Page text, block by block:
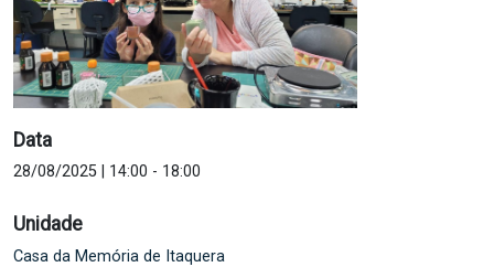
Data
28/08/2025 | 14:00 - 18:00
Unidade
Casa da Memória de Itaquera